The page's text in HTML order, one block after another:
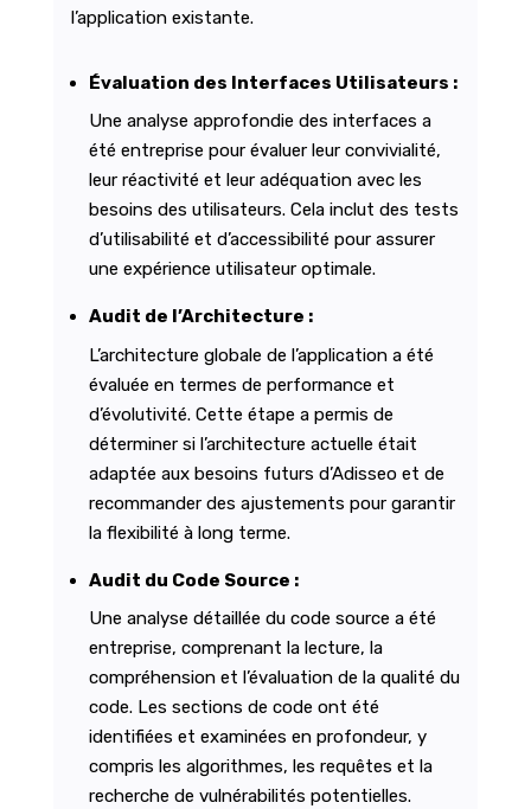
l’application existante.
Évaluation des Interfaces Utilisateurs :
Une analyse approfondie des interfaces a
été entreprise pour évaluer leur convivialité,
leur réactivité et leur adéquation avec les
besoins des utilisateurs. Cela inclut des tests
d’utilisabilité et d’accessibilité pour assurer
une expérience utilisateur optimale.
Audit de l’Architecture :
L’architecture globale de l’application a été
évaluée en termes de performance et
d’évolutivité. Cette étape a permis de
déterminer si l’architecture actuelle était
adaptée aux besoins futurs d’Adisseo et de
recommander des ajustements pour garantir
la flexibilité à long terme.
Audit du Code Source :
Une analyse détaillée du code source a été
entreprise, comprenant la lecture, la
compréhension et l’évaluation de la qualité du
code. Les sections de code ont été
identifiées et examinées en profondeur, y
compris les algorithmes, les requêtes et la
recherche de vulnérabilités potentielles.